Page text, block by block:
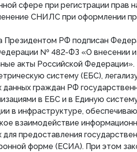
сфере при регистрации прав
СНИЛС при оформлении
Президентом РФ подписан
№ 482-ФЗ «О внесении
акты Российской Федерации».
систему (ЕБС),
данных граждан РФ
в ЕБС и в Единую
в инфраструктуре,
взаимодействие
для предоставления
форме (ЕСИА). При этом